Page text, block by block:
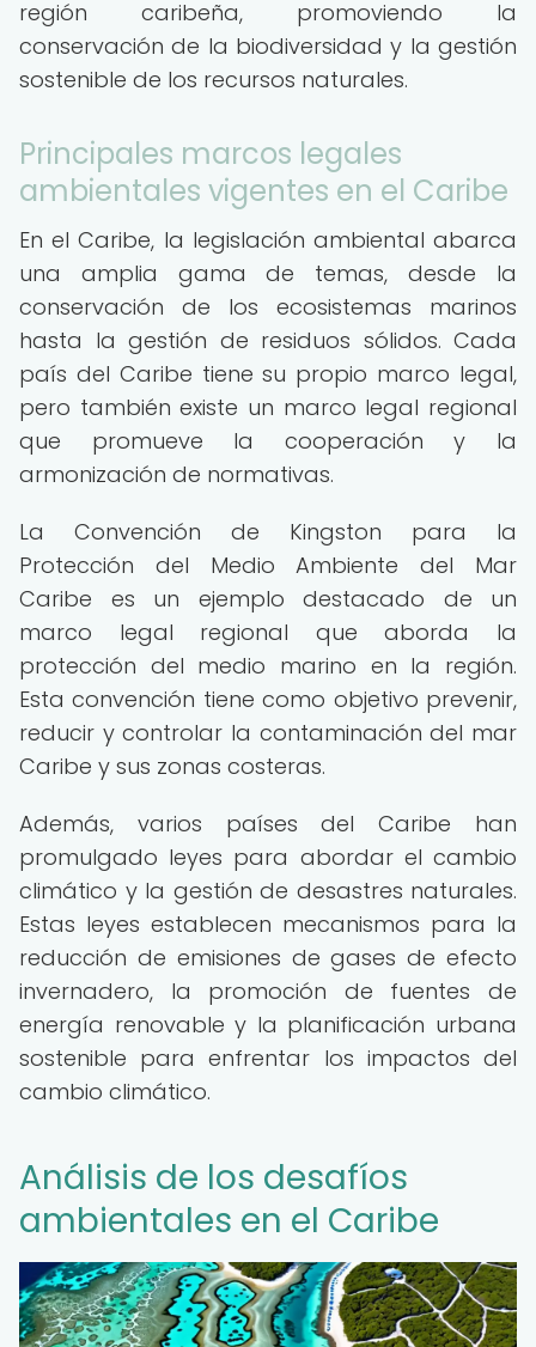
región caribeña, promoviendo la
conservación de la biodiversidad y la gestión
sostenible de los recursos naturales.
Principales marcos legales
ambientales vigentes en el Caribe
En el Caribe, la legislación ambiental abarca
una amplia gama de temas, desde la
conservación de los ecosistemas marinos
hasta la gestión de residuos sólidos. Cada
país del Caribe tiene su propio marco legal,
pero también existe un marco legal regional
que promueve la cooperación y la
armonización de normativas.
La Convención de Kingston para la
Protección del Medio Ambiente del Mar
Caribe es un ejemplo destacado de un
marco legal regional que aborda la
protección del medio marino en la región.
Esta convención tiene como objetivo prevenir,
reducir y controlar la contaminación del mar
Caribe y sus zonas costeras.
Además, varios países del Caribe han
promulgado leyes para abordar el cambio
climático y la gestión de desastres naturales.
Estas leyes establecen mecanismos para la
reducción de emisiones de gases de efecto
invernadero, la promoción de fuentes de
energía renovable y la planificación urbana
sostenible para enfrentar los impactos del
cambio climático.
Análisis de los desafíos
ambientales en el Caribe